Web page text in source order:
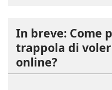
In breve: Come
trappola di
online?